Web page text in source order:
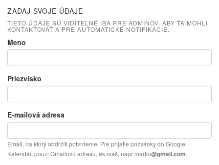
ZADAJ SVOJE ÚDAJE
TIETO ÚDAJE SÚ VIDITEĽNÉ IBA PRE ADMINOV, ABY ŤA MOHLI
KONTAKTOVAŤ A PRE AUTOMATICKÉ NOTIFIKÁCIE.
Meno
Priezvisko
E-mailová adresa
Email, na ktorý obdržíš potvrdenie. Pre prijatie pozvánky do Google
Kalendár, použi Gmailovú adresu, ak máš, napr martin@gmail.com.